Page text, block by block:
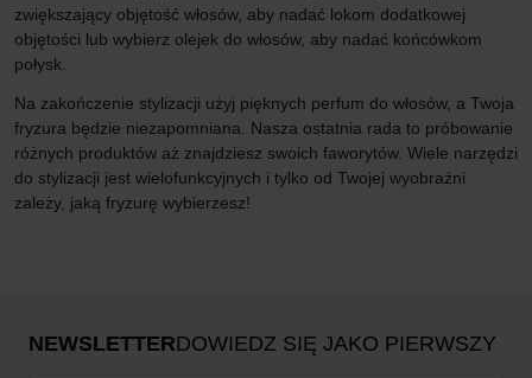
zwiększający objętość włosów, aby nadać lokom dodatkowej
objętości lub wybierz olejek do włosów, aby nadać końcówkom
połysk.
Na zakończenie stylizacji użyj pięknych perfum do włosów, a Twoja
fryzura będzie niezapomniana. Nasza ostatnia rada to próbowanie
różnych produktów aż znajdziesz swoich faworytów. Wiele narzędzi
do stylizacji jest wielofunkcyjnych i tylko od Twojej wyobraźni
zależy, jaką fryzurę wybierzesz!
NEWSLETTERDOWIEDZ SIĘ JAKO PIERWSZY